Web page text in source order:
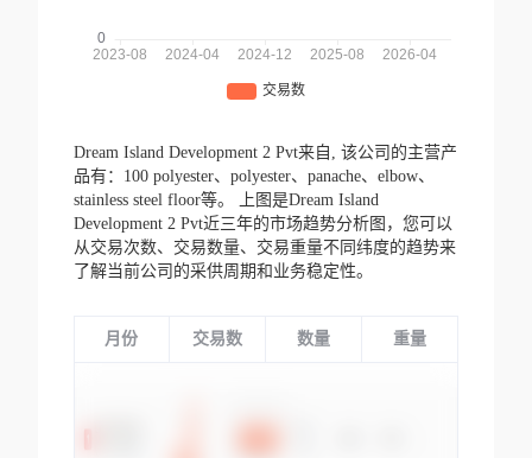
Dream Island Development 2 Pvt来自, 该公司的主营产
品有：100 polyester、polyester、panache、elbow、
stainless steel floor等。
上图是Dream Island
Development 2 Pvt近三年的市场趋势分析图，您可以
从交易次数、交易数量、交易重量不同纬度的趋势来
了解当前公司的采供周期和业务稳定性。
月份 交易数 数量 重量